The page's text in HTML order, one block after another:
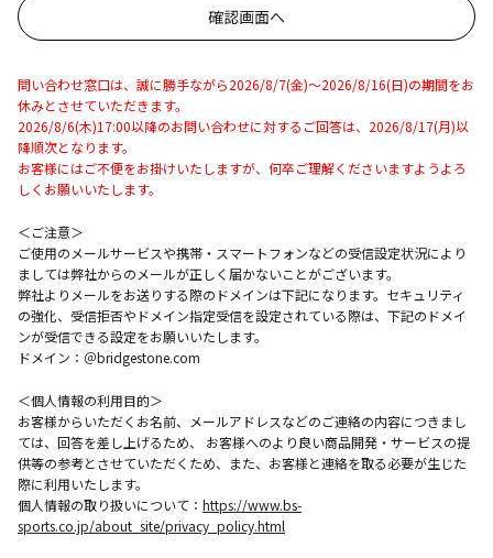
問い合わせ窓口は、誠に勝手ながら2026/8/7(金)～2026/8/16(日)の期間をお
休みとさせていただきます。
2026/8/6(木)17:00以降のお問い合わせに対するご回答は、2026/8/17(月)以
降順次となります。
お客様にはご不便をお掛けいたしますが、何卒ご理解くださいますようよろ
しくお願いいたします。
＜ご注意＞
ご使用のメールサービスや携帯・スマートフォンなどの受信設定状況により
ましては弊社からのメールが正しく届かないことがございます。
弊社よりメールをお送りする際のドメインは下記になります。セキュリティ
の強化、受信拒否やドメイン指定受信を設定されている際は、下記のドメイ
ンが受信できる設定をお願いいたします。
ドメイン：＠bridgestone.com
＜個人情報の利用目的＞
お客様からいただくお名前、メールアドレスなどのご連絡の内容につきまし
ては、回答を差し上げるため、 お客様へのより良い商品開発・サービスの提
供等の参考とさせていただくため、また、お客様と連絡を取る必要が生じた
際に利用いたします。
個人情報の取り扱いについて： https://www.bs-
sports.co.jp/about_site/privacy_policy.html